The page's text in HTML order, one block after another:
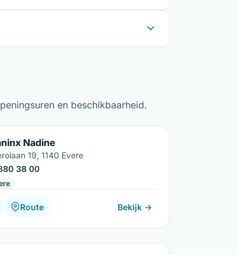
en beschikbaarheid.
Nadine
19, 1140 Evere
38 00
Route Bekijk →